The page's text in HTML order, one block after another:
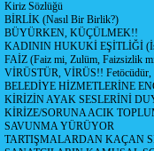
Kiriz Sözlüğü
BİRLİK (Nasıl Bir Birlik?)
BÜYÜRKEN, KÜÇÜLMEK!!
KADININ HUKUKİ EŞİTLİĞİ
FAİZ (Faiz mi, Zulüm, Faizsizlik
VİRÜSTÜR, VİRÜS!! Fetöcüdür,
BELEDİYE HİZMETLERİNE
KİRİZİN AYAK SESLERİNİ
KİRİZE/SORUNA ACIK
SAVUNMA YÜRÜYOR
TARTIŞMALARDAN KAÇAN